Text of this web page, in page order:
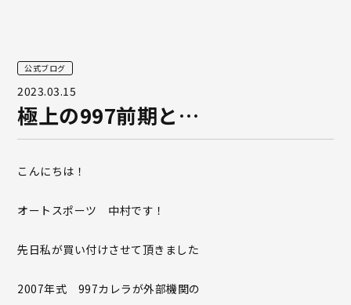
公式ブログ
2023.03.15
極上の997前期と…
こんにちは！
オートスポーツ 中村です！
先日私が買い付けさせて頂きました
2007年式 997カレラが外部機関の